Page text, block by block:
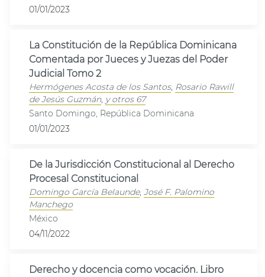
01/01/2023
La Constitución de la República Dominicana
Comentada por Jueces y Juezas del Poder
Judicial Tomo 2
Hermógenes Acosta de los Santos, Rosario Rawill
de Jesús Guzmán, y otros 67
Santo Domingo, República Dominicana
01/01/2023
De la Jurisdicción Constitucional al Derecho
Procesal Constitucional
Domingo García Belaunde, José F. Palomino
Manchego
México
04/11/2022
Derecho y docencia como vocación. Libro